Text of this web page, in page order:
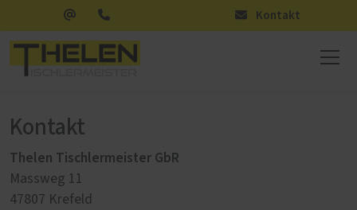
Kontakt
Kontakt
Thelen Tischlermeister GbR
Massweg 11
47807 Krefeld